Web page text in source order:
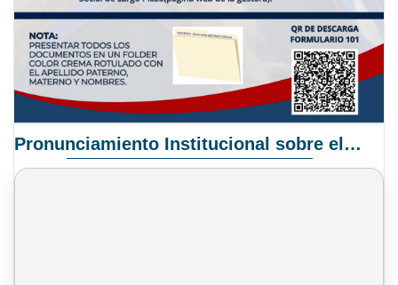
Pronunciamiento Institucional sobre el Proyecto de Ley N° 068/2025-2026 C.S.